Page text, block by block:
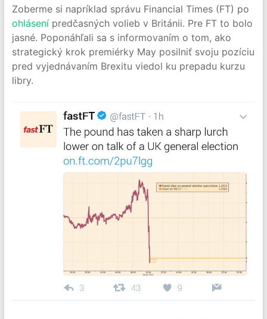
Zoberme si napríklad správu Financial Times (FT) po
ohlásenípredčasných volieb v Británii. Pre FT to bolo
jasné. Poponáhľali sa s informovaním o tom, ako
strategický krok premiérky May posilniť svoju pozíciu
pred vyjednávaním Brexitu viedol ku prepadu kurzu
libry.